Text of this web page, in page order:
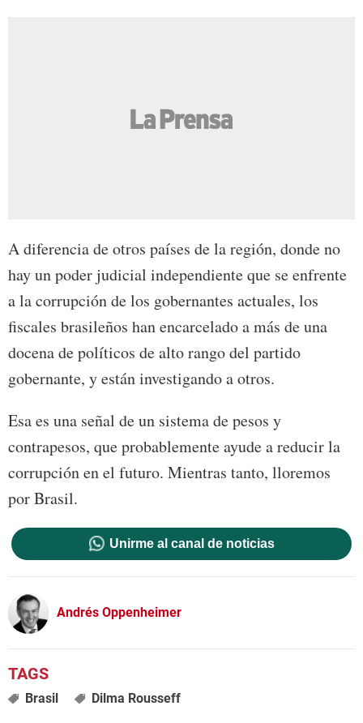
A diferencia de otros países de la región, donde no
hay un poder judicial independiente que se enfrente
a la corrupción de los gobernantes actuales, los
fiscales brasileños han encarcelado a más de una
docena de políticos de alto rango del partido
gobernante, y están investigando a otros.
Esa es una señal de un sistema de pesos y
contrapesos, que probablemente ayude a reducir la
corrupción en el futuro. Mientras tanto, lloremos
por Brasil.
Unirme al canal de noticias
Andrés Oppenheimer
Brasil Dilma Rousseff